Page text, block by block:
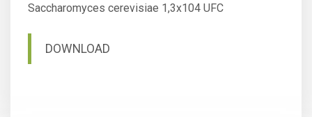
Saccharomyces cerevisiae 1,3x104 UFC
DOWNLOAD